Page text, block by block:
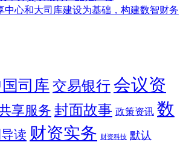
中心和大司库建设为基础，构建数智财务
司库 交易银行会议资
享服务 封面故事 政策资讯 数
读 财资实务 财资科技 默认